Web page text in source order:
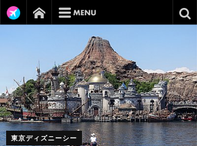
東京ディズニーシー